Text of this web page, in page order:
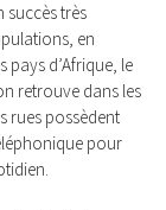
succès très
en
pays d’Afrique, le
retrouve dans les
rues possèdent
pour